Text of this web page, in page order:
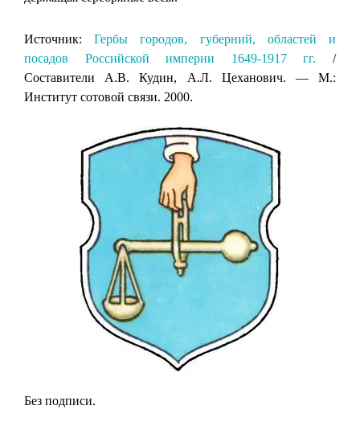
Источник:Гербы городов, губерний, областей и
посадов Российской империи 1649-1917 гг. /
Составители А.В. Кудин, А.Л. Цеханович. — М.:
Институт сотовой связи. 2000.
Без подписи.